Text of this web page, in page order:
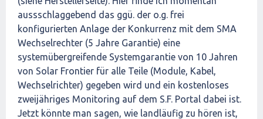
aussschlaggebend das ggü. der o.g. frei
konfigurierten Anlage der Konkurrenz mit dem SMA
Wechselrechter (5 Jahre Garantie) eine
systemübergreifende Systemgarantie von 10 Jahren
von Solar Frontier für alle Teile (Module, Kabel,
Wechselrichter) gegeben wird und ein kostenloses
zweijähriges Monitoring auf dem S.F. Portal dabei ist.
Jetzt könnte man sagen, wie landläufig zu hören ist,